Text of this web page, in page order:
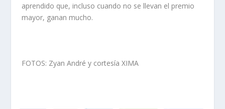
aprendido que, incluso cuando no se llevan el premio
mayor, ganan mucho.
FOTOS: Zyan André y cortesía XIMA